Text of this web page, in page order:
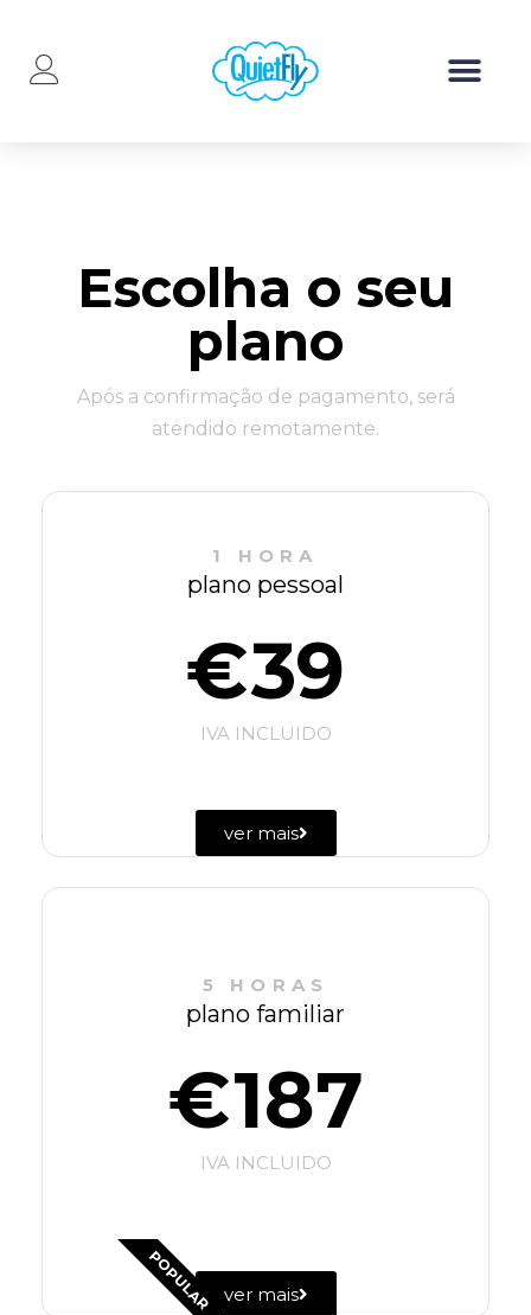
Escolha o seu
plano
Após a confirmação de pagamento, será
atendido remotamente.
1 HORA
plano pessoal
€39
IVA INCLUIDO
ver mais
5 HORAS
plano familiar
€187
IVA INCLUIDO
POPULAR ver mais